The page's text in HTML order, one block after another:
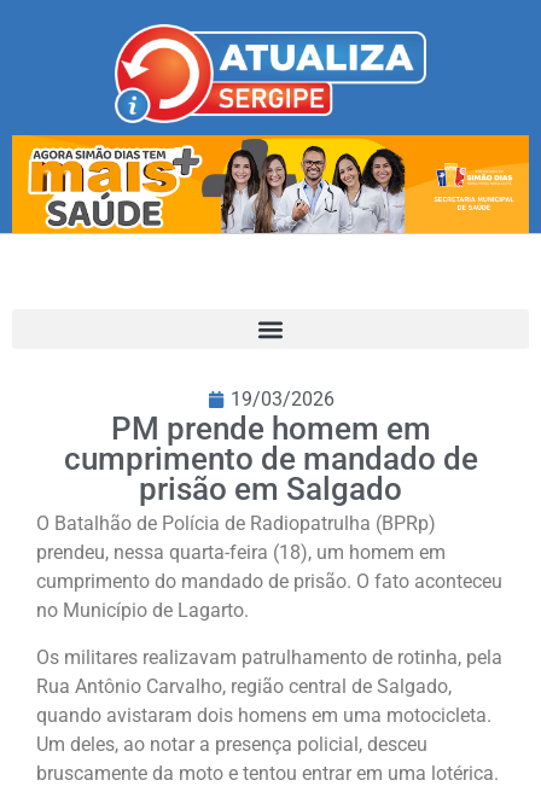
19/03/2026
PM prende homem em
cumprimento de mandado de
prisão em Salgado
O Batalhão de Polícia de Radiopatrulha (BPRp)
prendeu, nessa quarta-feira (18), um homem em
cumprimento do mandado de prisão. O fato aconteceu
no Município de Lagarto.
Os militares realizavam patrulhamento de rotinha, pela
Rua Antônio Carvalho, região central de Salgado,
quando avistaram dois homens em uma motocicleta.
Um deles, ao notar a presença policial, desceu
bruscamente da moto e tentou entrar em uma lotérica.